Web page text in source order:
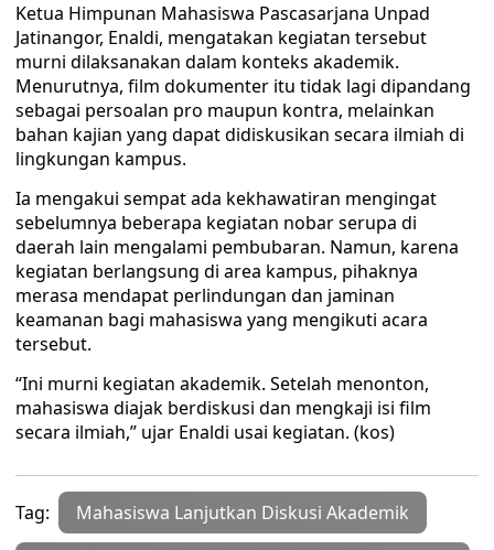
Ketua Himpunan Mahasiswa Pascasarjana Unpad
Jatinangor, Enaldi, mengatakan kegiatan tersebut
murni dilaksanakan dalam konteks akademik.
Menurutnya, film dokumenter itu tidak lagi dipandang
sebagai persoalan pro maupun kontra, melainkan
bahan kajian yang dapat didiskusikan secara ilmiah di
lingkungan kampus.
Ia mengakui sempat ada kekhawatiran mengingat
sebelumnya beberapa kegiatan nobar serupa di
daerah lain mengalami pembubaran. Namun, karena
kegiatan berlangsung di area kampus, pihaknya
merasa mendapat perlindungan dan jaminan
keamanan bagi mahasiswa yang mengikuti acara
tersebut.
“Ini murni kegiatan akademik. Setelah menonton,
mahasiswa diajak berdiskusi dan mengkaji isi film
secara ilmiah,” ujar Enaldi usai kegiatan. (kos)
Tag: Mahasiswa Lanjutkan Diskusi Akademik